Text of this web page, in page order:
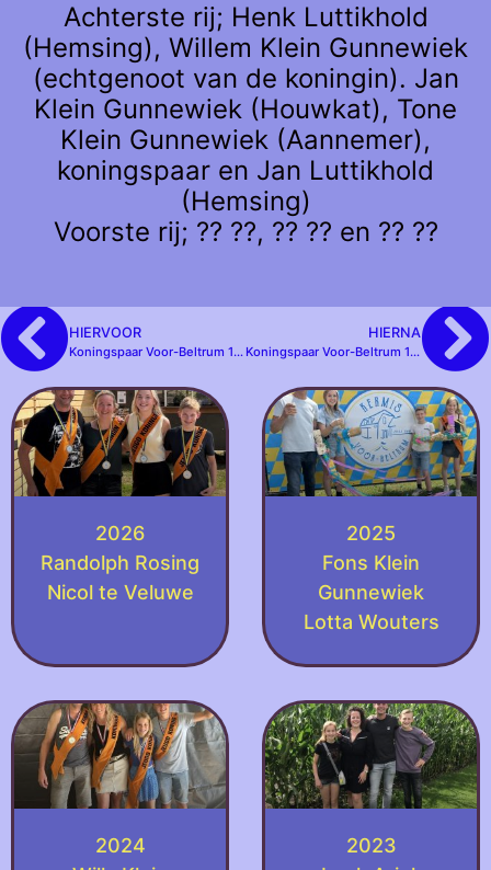
Achterste rij; Henk Luttikhold
(Hemsing), Willem Klein Gunnewiek
(echtgenoot van de koningin). Jan
Klein Gunnewiek (Houwkat), Tone
Klein Gunnewiek (Aannemer),
koningspaar en Jan Luttikhold
(Hemsing)
Voorste rij; ?? ??, ?? ?? en ?? ??
HIERVOOR
Koningspaar Voor-Beltrum 1958
HIERNA
Koningspaar Voor-Beltrum 1960
2026
Randolph Rosing
Nicol te Veluwe
2025
Fons Klein
Gunnewiek
Lotta Wouters
2024
2023